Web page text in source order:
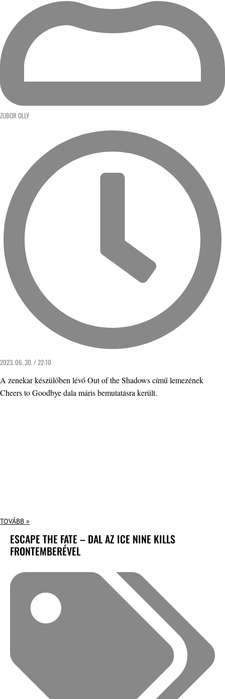
ZUBOR OLLY
2023. 06. 30. / 22:10
A zenekar készülőben lévő Out of the Shadows című lemezének
Cheers to Goodbye dala máris bemutatásra került.
TOVÁBB »
ESCAPE THE FATE – DAL AZ ICE NINE KILLS
FRONTEMBERÉVEL